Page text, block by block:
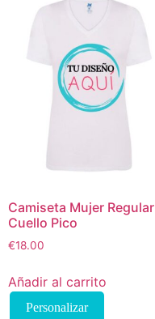
Camiseta Mujer Regular
Cuello Pico
€18.00
Añadir al carrito
Personalizar